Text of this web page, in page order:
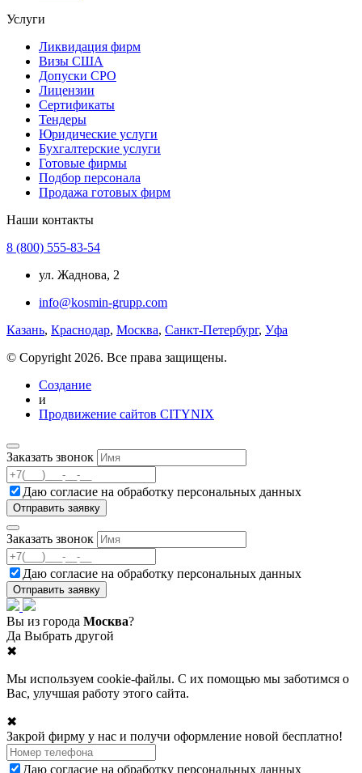
Услуги
Ликвидация фирм
Визы США
Допуски СРО
Лицензии
Сертификаты
Тендеры
Юридические услуги
Бухгалтерские услуги
Готовые фирмы
Подбор персонала
Продажа готовых фирм
Наши контакты
8 (800) 555-83-54
ул. Жаднова, 2
info@kosmin-grupp.com
Казань, Краснодар, Москва, Санкт-Петербург, Уфа
© Copyright 2026. Все права защищены.
Создание
и
Продвижение сайтов CITYNIX
Заказать звонок
Даю согласие на обработку персональных данных
Заказать звонок
Даю согласие на обработку персональных данных
Вы из города Москва?
Да Выбрать другой
✖
Мы используем cookie-файлы. С их помощью мы заботимся о
Вас, улучшая работу этого сайта.
✖
Закрой фирму у нас и получи оформление новой бесплатно!
Даю согласие на обработку персональных данных